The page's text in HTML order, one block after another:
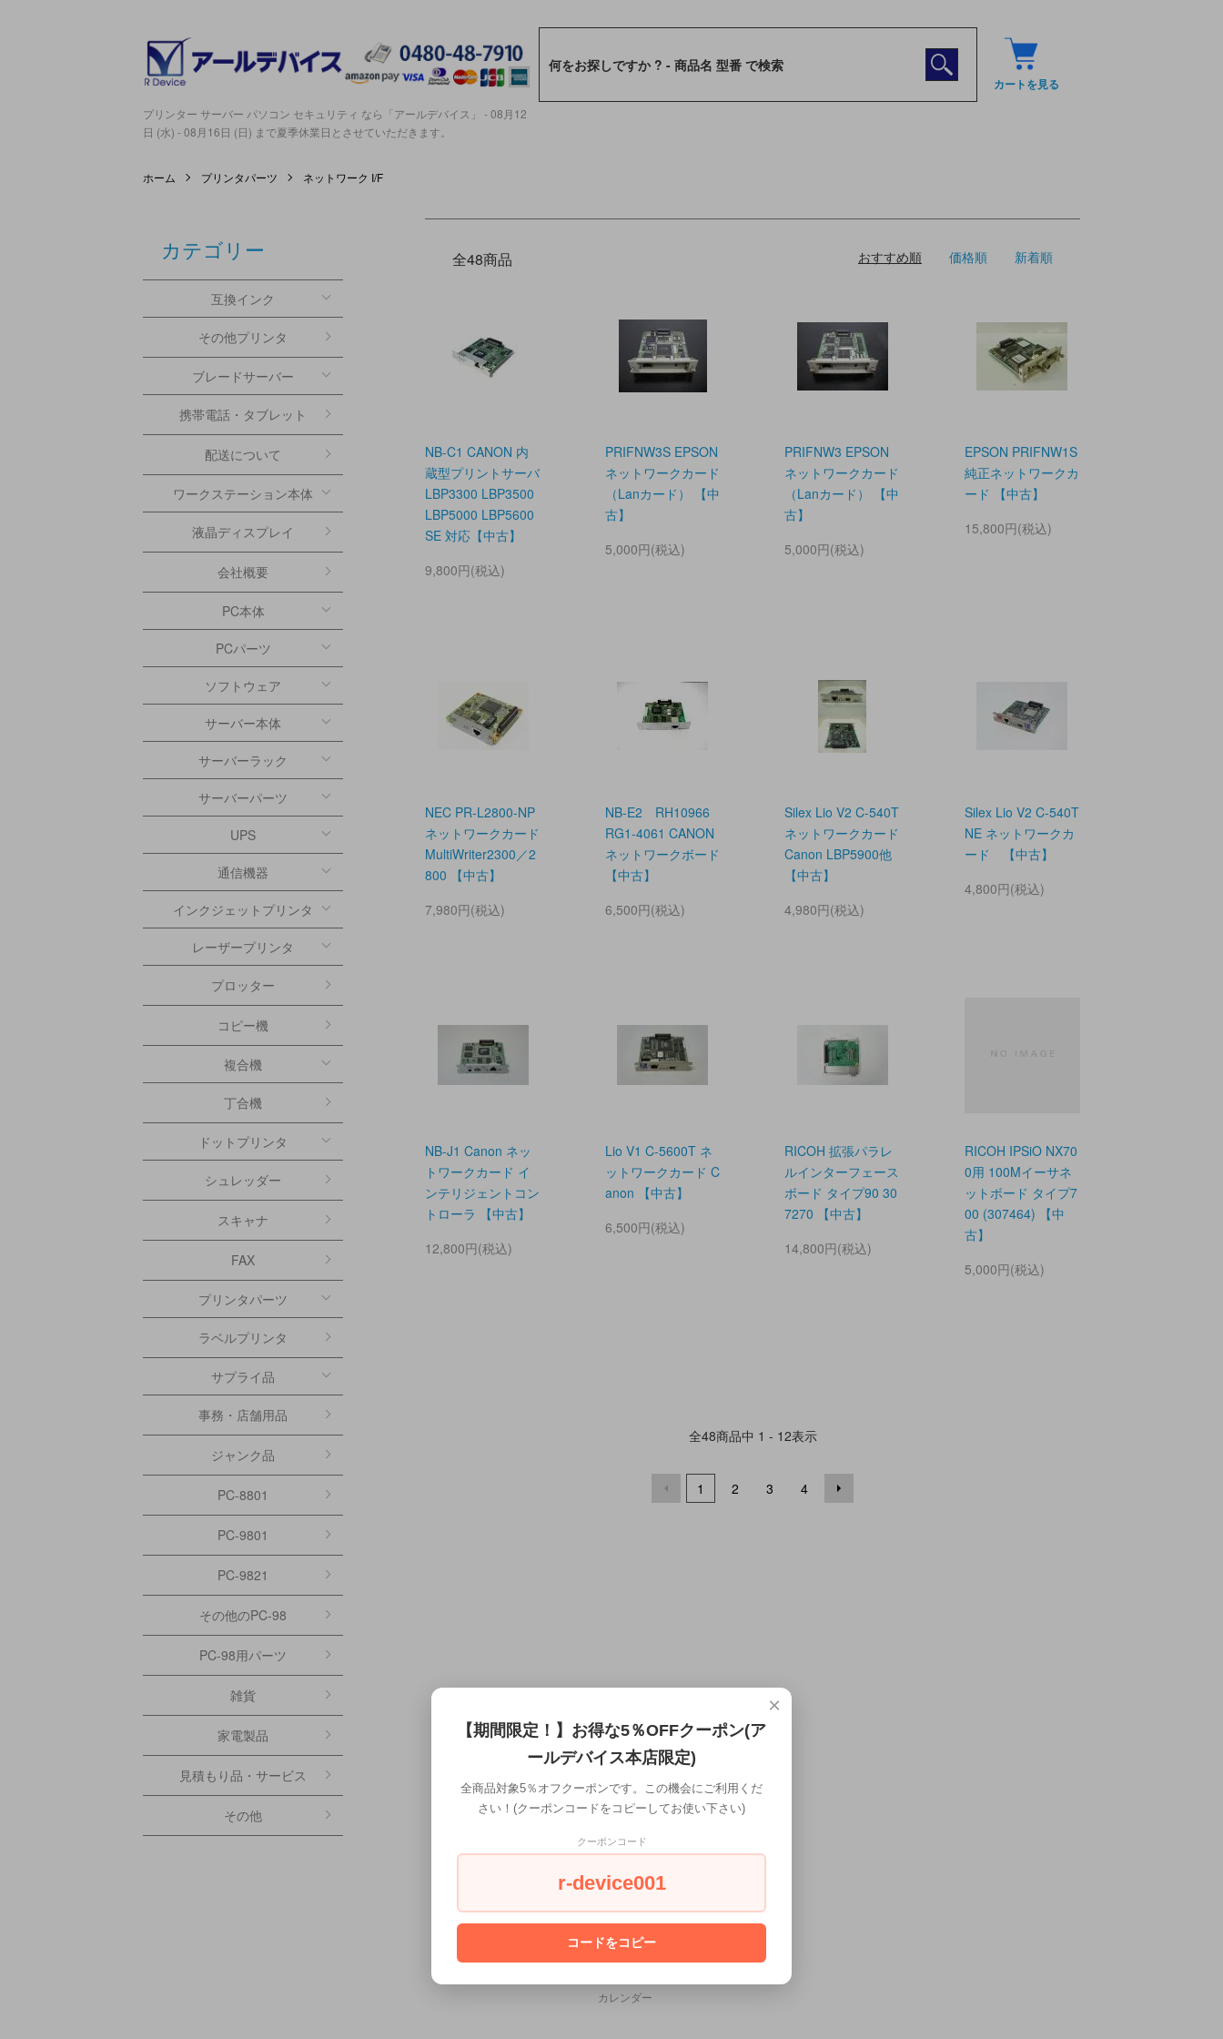
プリンター サーバー パソコン セキュリティ なら「アールデバイス」 - 08月12
日 (水) - 08月16日 (日) まで夏季休業日とさせていただきます。
カートを見る
ホーム プリンタパーツ ネットワーク I/F
全48商品 おすすめ順 価格順 新着順
NB-C1 CANON 内
蔵型プリントサーバ
LBP3300 LBP3500
LBP5000 LBP5600
SE 対応【中古】
9,800円(税込)
PRIFNW3S EPSON
ネットワークカード
（Lanカード） 【中
古】
5,000円(税込)
PRIFNW3 EPSON
ネットワークカード
（Lanカード） 【中
古】
5,000円(税込)
EPSON PRIFNW1S
純正ネットワークカ
ード 【中古】
15,800円(税込)
NEC PR-L2800-NP
ネットワークカード
MultiWriter2300／2
800 【中古】
7,980円(税込)
NB-E2 RH10966
RG1-4061 CANON
ネットワークボード
【中古】
6,500円(税込)
Silex Lio V2 C-540T
ネットワークカード
Canon LBP5900他
【中古】
4,980円(税込)
Silex Lio V2 C-540T
NE ネットワークカ
ード 【中古】
4,800円(税込)
NB-J1 Canon ネッ
トワークカード イ
ンテリジェントコン
トローラ 【中古】
12,800円(税込)
Lio V1 C-5600T ネ
ットワークカード C
anon 【中古】
6,500円(税込)
RICOH 拡張パラレ
ルインターフェース
ボード タイプ90 30
7270 【中古】
14,800円(税込)
RICOH IPSiO NX70
0用 100Mイーサネ
ットボード タイプ7
00 (307464) 【中
古】
5,000円(税込)
全48商品中 1 - 12表示
1 2 3 4
カテゴリー
互換インク
その他プリンタ
ブレードサーバー
携帯電話・タブレット
配送について
ワークステーション本体
液晶ディスプレイ
会社概要
PC本体
PCパーツ
ソフトウェア
サーバー本体
サーバーラック
サーバーパーツ
UPS
通信機器
インクジェットプリンタ
レーザープリンタ
プロッター
コピー機
複合機
丁合機
ドットプリンタ
シュレッダー
スキャナ
FAX
プリンタパーツ
ラベルプリンタ
サプライ品
事務・店舗用品
ジャンク品
PC-8801
PC-9801
PC-9821
その他のPC-98
PC-98用パーツ
雑貨
家電製品
見積もり品・サービス
その他
CALENDAR
カレンダー
×
【期間限定！】お得な5％OFFクーポン(ア
ールデバイス本店限定)
全商品対象5％オフクーポンです。この機会にご利用くだ
さい！(クーポンコードをコピーしてお使い下さい)
クーポンコード
r-device001
コードをコピー